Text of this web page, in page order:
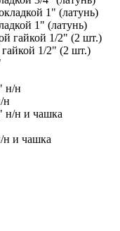
1" (латунь)
1/2" (2 шт.)
н
н и чашка